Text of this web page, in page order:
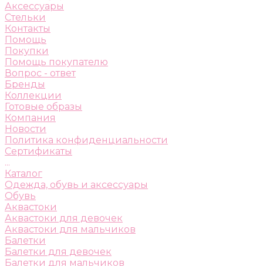
Аксессуары
Стельки
Контакты
Помощь
Покупки
Помощь покупателю
Вопрос - ответ
Бренды
Коллекции
Готовые образы
Компания
Новости
Политика конфиденциальности
Сертификаты
...
Каталог
Одежда, обувь и аксессуары
Обувь
Аквастоки
Аквастоки для девочек
Аквастоки для мальчиков
Балетки
Балетки для девочек
Балетки для мальчиков